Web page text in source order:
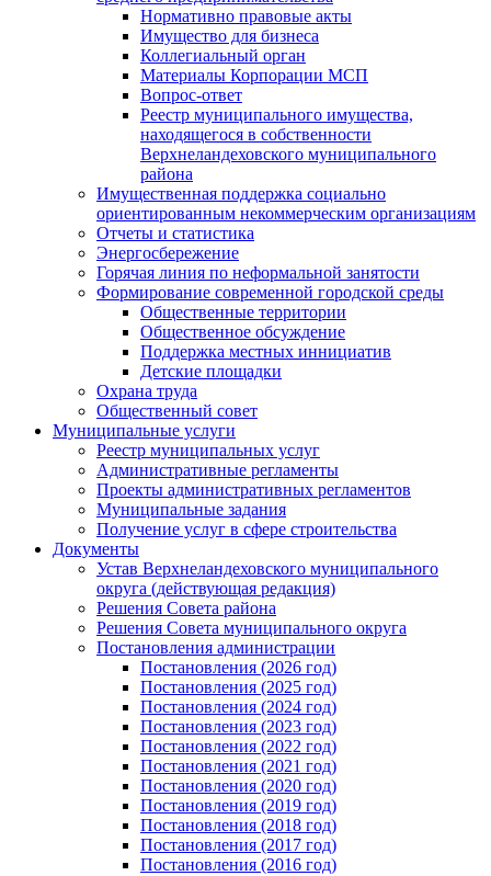
Нормативно правовые акты
Имущество для бизнеса
Коллегиальный орган
Материалы Корпорации МСП
Вопрос-ответ
Реестр муниципального имущества,
находящегося в собственности
Верхнеландеховского муниципального
района
Имущественная поддержка социально
ориентированным некоммерческим организациям
Отчеты и статистика
Энергосбережение
Горячая линия по неформальной занятости
Формирование современной городской среды
Общественные территории
Общественное обсуждение
Поддержка местных иннициатив
Детские площадки
Охрана труда
Общественный совет
Муниципальные услуги
Реестр муниципальных услуг
Административные регламенты
Проекты административных регламентов
Муниципальные задания
Получение услуг в сфере строительства
Документы
Устав Верхнеландеховского муниципального
округа (действующая редакция)
Решения Совета района
Решения Совета муниципального округа
Постановления администрации
Постановления (2026 год)
Постановления (2025 год)
Постановления (2024 год)
Постановления (2023 год)
Постановления (2022 год)
Постановления (2021 год)
Постановления (2020 год)
Постановления (2019 год)
Постановления (2018 год)
Постановления (2017 год)
Постановления (2016 год)